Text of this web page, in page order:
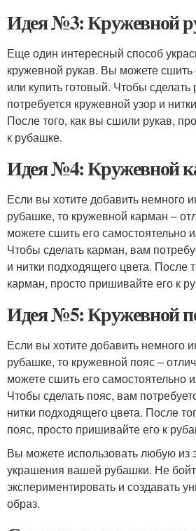
Идея №3: Кружевной
Еще один интересный способ
кружевной рукав. Вы можете сшить
или купить готовый. Чтобы сделать
потребуется кружевной узор и
После того, как вы сшили рукав,
к рубашке.
Идея №4: Кружевной
Если вы хотите добавить немного
рубашке, то кружевной карман –
можете сшить его самостоятельно
Чтобы сделать карман, вам
и нитки подходящего цвета. После
карман, просто пришивайте его к
Идея №5: Кружевной
Если вы хотите добавить немного
рубашке, то кружевной пояс –
можете сшить его самостоятельно
Чтобы сделать пояс, вам
нитки подходящего цвета. После
пояс, просто пришивайте его к
Вы можете использовать любую из
украшения вашей рубашки. Не
экспериментировать и создавать
образ.